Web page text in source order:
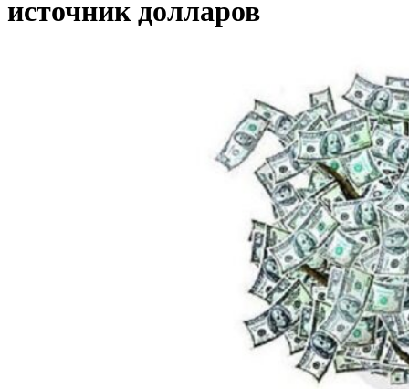
источник долларов